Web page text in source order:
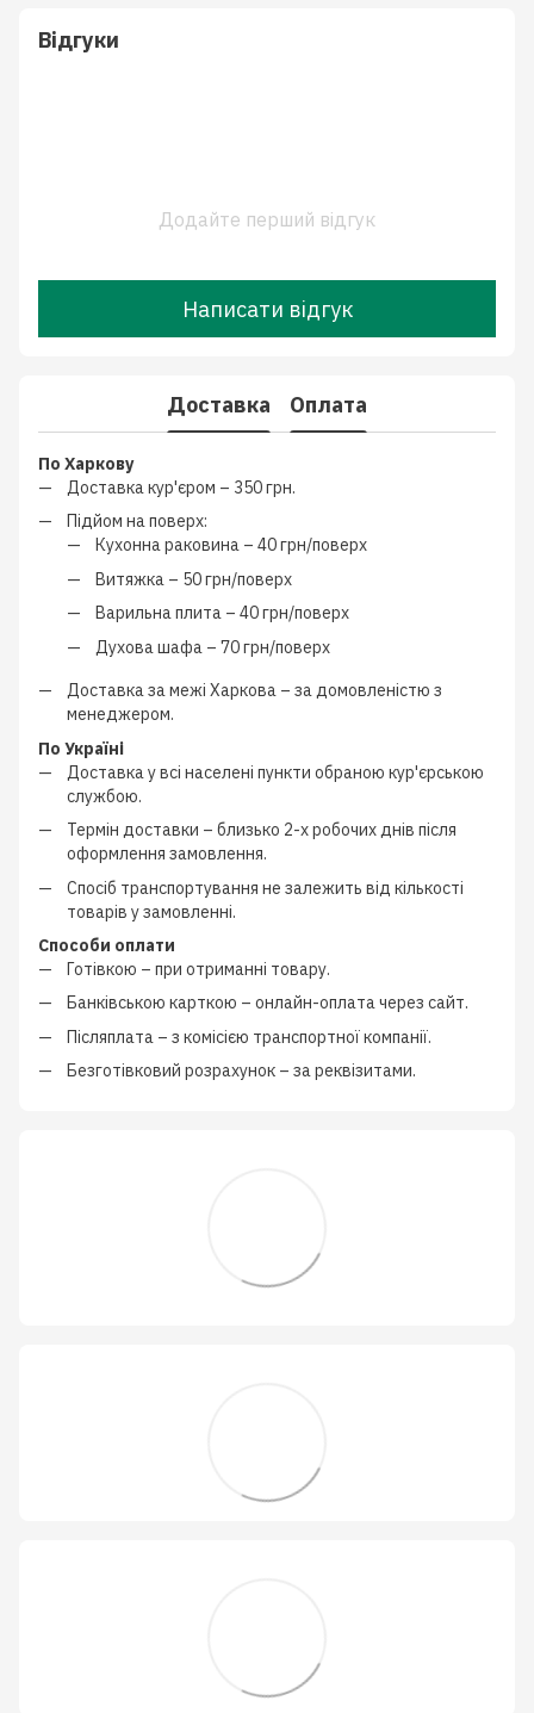
Відгуки
Додайте перший відгук
Написати відгук
Доставка Оплата
По Харкову
Доставка кур'єром – 350 грн.
Підйом на поверх:
Кухонна раковина – 40 грн/поверх
Витяжка – 50 грн/поверх
Варильна плита – 40 грн/поверх
Духова шафа – 70 грн/поверх
Доставка за межі Харкова – за домовленістю з
менеджером.
По Україні
Доставка у всі населені пункти обраною кур'єрською
службою.
Термін доставки – близько 2-х робочих днів після
оформлення замовлення.
Спосіб транспортування не залежить від кількості
товарів у замовленні.
Способи оплати
Готівкою – при отриманні товару.
Банківською карткою – онлайн-оплата через сайт.
Післяплата – з комісією транспортної компанії.
Безготівковий розрахунок – за реквізитами.